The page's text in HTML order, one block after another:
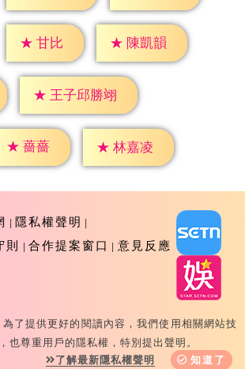
★ 甘比 ★ 陳凱韻
★ 王子邱勝翊
★ 薔薔 ★ 林嘉凌
隱私權聲明
合作提案窗口 意見反應
Sanlih E-Television All Rights
盜用必究 台北市內湖區舊宗路一段159
為了提供更好的閱讀內容，我們使用相關網站技
也尊重用戶的隱私權，特別提出聲明。
了解最新隱私權聲明
知道了